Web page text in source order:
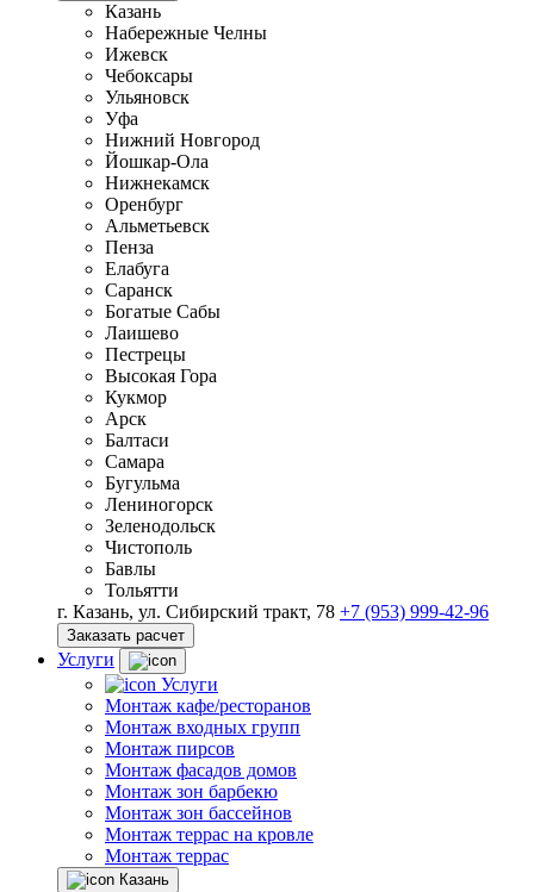
Казань
Набережные Челны
Ижевск
Чебоксары
Ульяновск
Уфа
Нижний Новгород
Йошкар-Ола
Нижнекамск
Оренбург
Альметьевск
Пенза
Елабуга
Саранск
Богатые Сабы
Лаишево
Пестрецы
Высокая Гора
Кукмор
Арск
Балтаси
Самара
Бугульма
Лениногорск
Зеленодольск
Чистополь
Бавлы
Тольятти
г. Казань, ул. Сибирский тракт, 78 +7 (953) 999-42-96
Заказать расчет
Услуги
Услуги
Монтаж кафе/ресторанов
Монтаж входных групп
Монтаж пирсов
Монтаж фасадов домов
Монтаж зон барбекю
Монтаж зон бассейнов
Монтаж террас на кровле
Монтаж террас
Казань